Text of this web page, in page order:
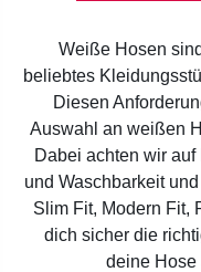
Weiße Hosen
beliebtes
Diesen
Auswahl an weißen
Dabei achten wir
und Waschbarkeit
Slim Fit, Modern Fit,
dich sicher die
deine Hose